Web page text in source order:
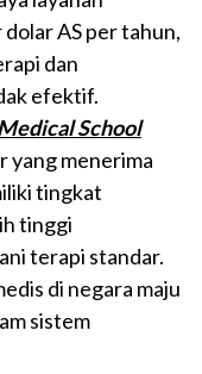
AS per tahun,
dan
efektif.
School
yang menerima
tingkat
tinggi
terapi standar.
di negara maju
sistem